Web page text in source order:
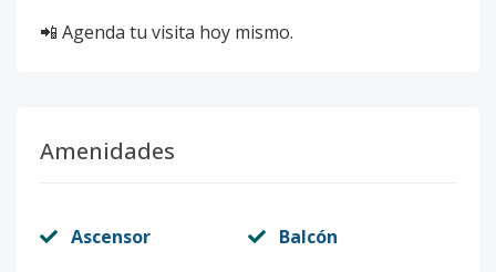
📲 Agenda tu visita hoy mismo.
Amenidades
Ascensor Balcón